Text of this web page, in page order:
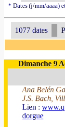
* Dates (j/mm/aaaa)
1077 dates
Dimanche 9
Ana Belén
J.S. Bach,
Lien :
dorgue